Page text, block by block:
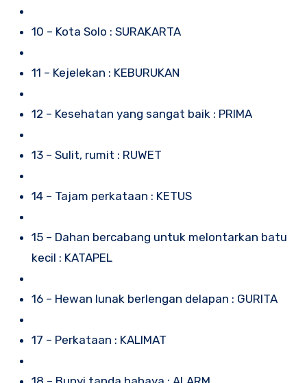
10 – Kota Solo : SURAKARTA
11 – Kejelekan : KEBURUKAN
12 – Kesehatan yang sangat baik : PRIMA
13 – Sulit, rumit : RUWET
14 – Tajam perkataan : KETUS
15 – Dahan bercabang untuk melontarkan batu
kecil : KATAPEL
16 – Hewan lunak berlengan delapan : GURITA
17 – Perkataan : KALIMAT